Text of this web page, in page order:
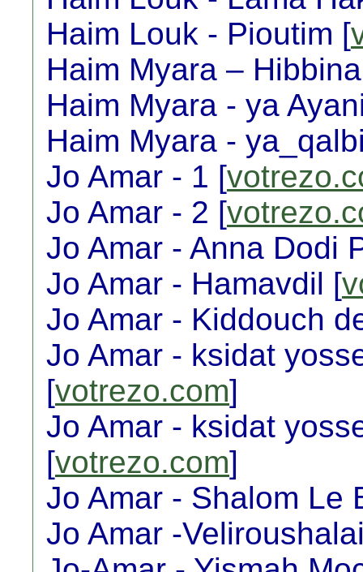
Haim Louk - Pioutim [
Haim Myara –
Haim Myara - ya
Haim Myara -
Jo Amar - 1 [
Jo Amar - 2 [
Jo Amar - Anna Dodi
Jo Amar - Hamavdil [
Jo Amar - Kiddouch
Jo Amar - ksidat
[votrezo.com]
Jo Amar - ksidat
[votrezo.com]
Jo Amar - Shalom Le
Jo Amar -